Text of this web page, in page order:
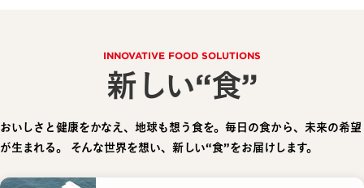
INNOVATIVE FOOD SOLUTIONS
新しい“食”
おいしさと健康をかなえ、地球も想う食を。毎日の食から、未来の希望
が生まれる。
そんな世界を想い、新しい“食”をお届けします。